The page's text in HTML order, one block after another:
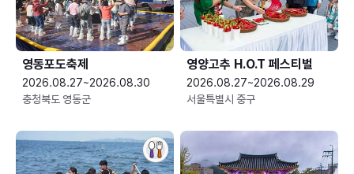
영동포도축제
2026.08.27~2026.08.30
충청북도 영동군
영양고추 H.O.T 페스티벌
2026.08.27~2026.08.29
서울특별시 중구